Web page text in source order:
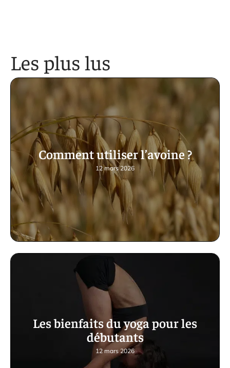
Les plus lus
Comment utiliser l’avoine ?
12 mars 2026
Les bienfaits du yoga pour les
débutants
12 mars 2026